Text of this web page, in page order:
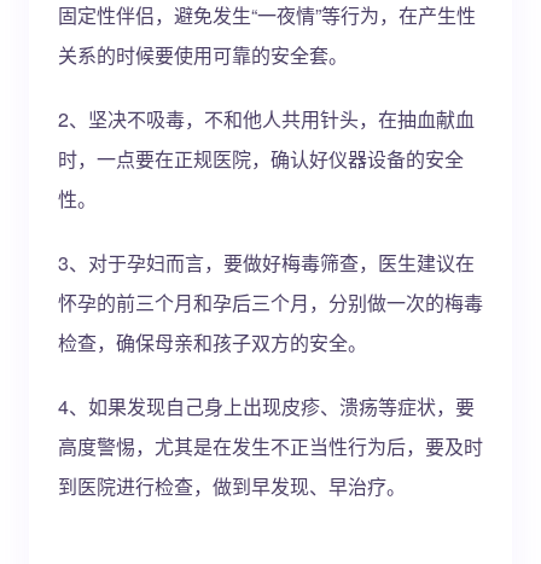
固定性伴侣，避免发生“一夜情”等行为，在产生性
关系的时候要使用可靠的安全套。
2、坚决不吸毒，不和他人共用针头，在抽血献血
时，一点要在正规医院，确认好仪器设备的安全
性。
3、对于孕妇而言，要做好梅毒筛查，医生建议在
怀孕的前三个月和孕后三个月，分别做一次的梅毒
检查，确保母亲和孩子双方的安全。
4、如果发现自己身上出现皮疹、溃疡等症状，要
高度警惕，尤其是在发生不正当性行为后，要及时
到医院进行检查，做到早发现、早治疗。